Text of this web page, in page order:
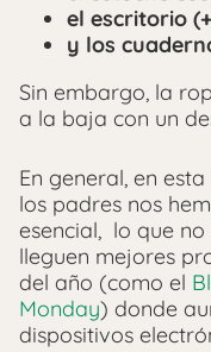
el escritorio
y los
Sin embargo, la
a la baja con un
En general, en
los padres nos
esencial, lo que
lleguen mejores
del año (como el
Monday) donde
dispositivos